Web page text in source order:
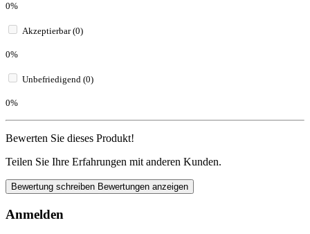
0%
Akzeptierbar (0)
0%
Unbefriedigend (0)
0%
Bewerten Sie dieses Produkt!
Teilen Sie Ihre Erfahrungen mit anderen Kunden.
Bewertung schreiben Bewertungen anzeigen
Anmelden